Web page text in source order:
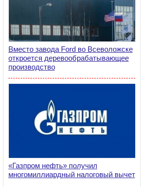
Вместо завода Ford во Всеволожске
откроется деревообрабатывающее
производство
«Газпром нефть» получил
многомиллиардный налоговый вычет